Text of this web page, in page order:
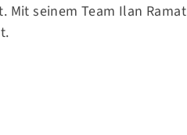
Mit seinem Team Ilan Ramat